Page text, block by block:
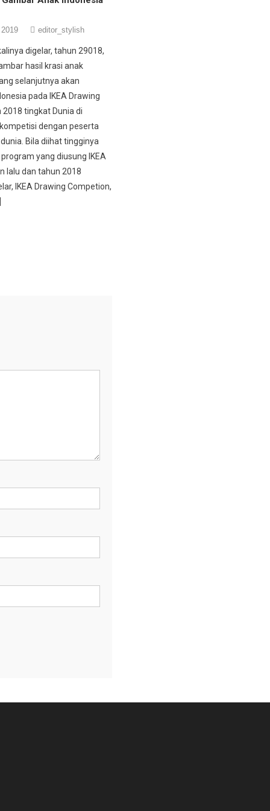
editor_stylish
digelar, tahun 29018,
hasil krasi anak
selanjutnya akan
pada IKEA Drawing
tingkat Dunia di
dengan peserta
Bila diihat tingginya
yang diusung IKEA
lalu dan tahun 2018
IKEA Drawing Competion,